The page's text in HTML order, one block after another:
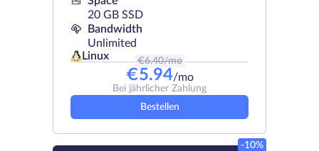
20 GB SSD
Bandwidth
Unlimited
Linux
€6.40/mo
€5.94/mo
Bei jährlicher Zahlung
Bestellen
-10%